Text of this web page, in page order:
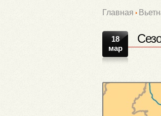
Главная
18
мар